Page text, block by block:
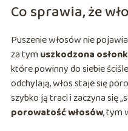
Co sprawia, że
Puszenie włosów nie
za tymuszkodzona
które powinny do siebie
odchylają, włos staje się
szybko ją traci i zaczyna się
porowatość włosów, tym